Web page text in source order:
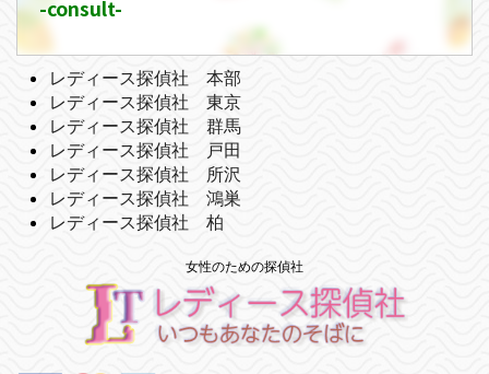
-consult-
レディース探偵社 本部
レディース探偵社 東京
レディース探偵社 群馬
レディース探偵社 戸田
レディース探偵社 所沢
レディース探偵社 鴻巣
レディース探偵社 柏
女性のための探偵社